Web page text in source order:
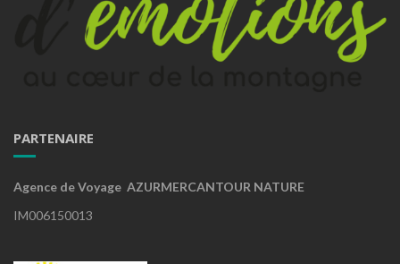
PARTENAIRE
Agence de Voyage AZURMERCANTOUR NATURE
IM006150013